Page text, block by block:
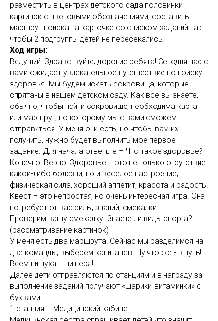
разместить в центрах детского сада половинки
картинок с цветовыми обозначениями; составить
маршрут поиска на карточке со списком заданий так
чтобы 2 подгруппы детей не пересекались.
Ход игры:
Ведущий: Здравствуйте, дорогие ребята! Сегодня нас с
вами ожидает увлекательное путешествие по поиску
здоровья. Мы будем искать сокровища, которые
спрятаны в нашем детском саду. Как все вы знаете,
обычно, чтобы найти сокровище, необходима карта
или маршрут, по которому мы с вами сможем
отправиться. У меня они есть, но чтобы вам их
получить, нужно будет выполнить моё первое
задание. Для начала ответьте – Что такое здоровье?
Конечно! Верно! Здоровье – это не только отсутствие
какой-либо болезни, но и весёлое настроение,
физическая сила, хороший аппетит, красота и радость.
Квест – это непростая, но очень интересная игра. Она
потребует от вас силы, знаний, смекалки.
Проверим вашу смекалку. Знаете ли виды спорта?
(рассматривание картинок)
У меня есть два маршрута. Сейчас мы разделимся на
две команды, выберем капитанов. Ну что же - в путь!
Всем ни пуха – ни пера!
Далее дети отправляются по станциям и в награду за
выполнение заданий получают «шарики-витаминки» с
буквами.
1 станция – Медицинский кабинет.